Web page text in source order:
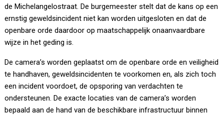
de Michelangelostraat. De burgemeester stelt dat de kans op een
ernstig geweldsincident niet kan worden uitgesloten en dat de
openbare orde daardoor op maatschappelijk onaanvaardbare
wijze in het geding is.
De camera’s worden geplaatst om de openbare orde en veiligheid
te handhaven, geweldsincidenten te voorkomen en, als zich toch
een incident voordoet, de opsporing van verdachten te
ondersteunen. De exacte locaties van de camera’s worden
bepaald aan de hand van de beschikbare infrastructuur binnen